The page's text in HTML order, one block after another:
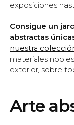
exposiciones
Consigue un
abstractas
nuestra
materiales
exterior, sobre
Arte